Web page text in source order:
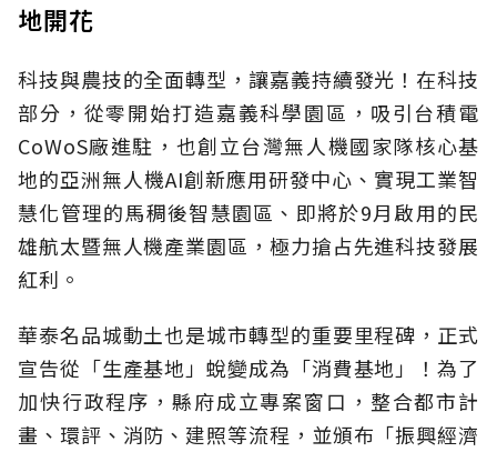
地開花
科技與農技的全面轉型，讓嘉義持續發光！在科技
部分，從零開始打造嘉義科學園區，吸引台積電
CoWoS廠進駐，也創立台灣無人機國家隊核心基
地的亞洲無人機AI創新應用研發中心、實現工業智
慧化管理的馬稠後智慧園區、即將於9月啟用的民
雄航太暨無人機產業園區，極力搶占先進科技發展
紅利。
華泰名品城動土也是城市轉型的重要里程碑，正式
宣告從「生產基地」蛻變成為「消費基地」！為了
加快行政程序，縣府成立專案窗口，整合都市計
畫、環評、消防、建照等流程，並頒布「振興經濟